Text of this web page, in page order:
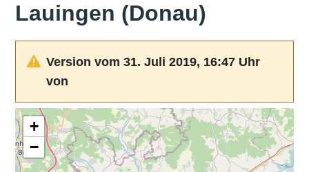
Lauingen (Donau)
Version vom 31. Juli 2019, 16:47 Uhr
von
+
−